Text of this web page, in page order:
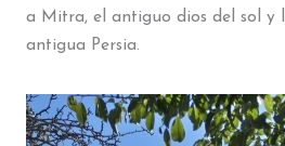
a Mitra, el antiguo dios del sol y
antigua Persia.